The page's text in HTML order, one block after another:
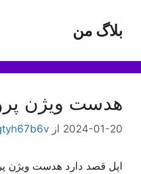
محتوابلاگ من
هدست ویژن
2024-01-20 از